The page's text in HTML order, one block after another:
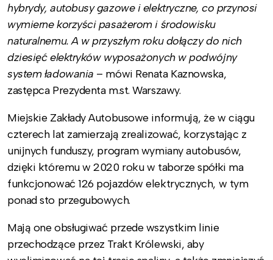
hybrydy, autobusy gazowe i elektryczne, co przynosi
wymierne korzyści pasażerom i środowisku
naturalnemu. A w przyszłym roku dołączy do nich
dziesięć elektryków wyposażonych w podwójny
system ładowania – mówi Renata Kaznowska,
zastępca Prezydenta m.st. Warszawy.
Miejskie Zakłady Autobusowe informują, że w ciągu
czterech lat zamierzają zrealizować, korzystając z
unijnych funduszy, program wymiany autobusów,
dzięki któremu w 2020 roku w taborze spółki ma
funkcjonować 126 pojazdów elektrycznych, w tym
ponad sto przegubowych.
Mają one obsługiwać przede wszystkim linie
przechodzące przez Trakt Królewski, aby